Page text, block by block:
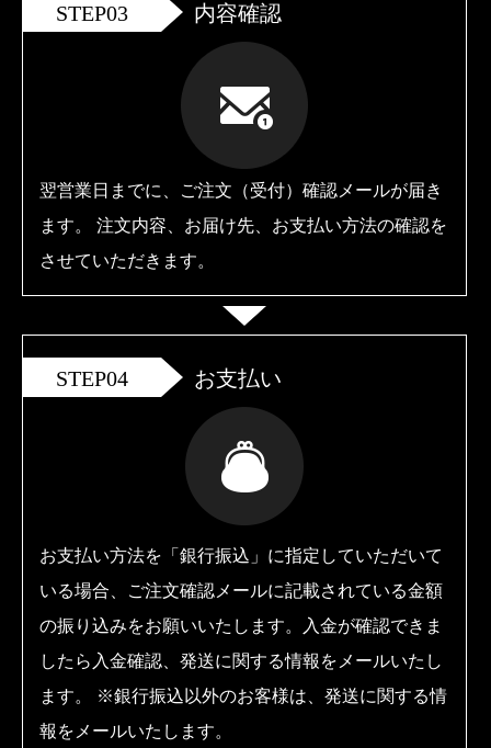
STEP03 内容確認
翌営業日までに、ご注文（受付）確認メールが届き
ます。 注文内容、お届け先、お支払い方法の確認を
させていただきます。
STEP04 お支払い
お支払い方法を「銀行振込」に指定していただいて
いる場合、ご注文確認メールに記載されている金額
の振り込みをお願いいたします。入金が確認できま
したら入金確認、発送に関する情報をメールいたし
ます。 ※銀行振込以外のお客様は、発送に関する情
報をメールいたします。